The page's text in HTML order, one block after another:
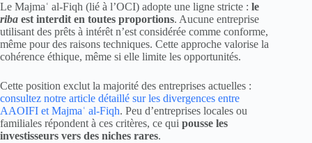
Le Majmaʿ al-Fiqh (lié à l’OCI) adopte une ligne stricte : le
riba est interdit en toutes proportions. Aucune entreprise
utilisant des prêts à intérêt n’est considérée comme conforme,
même pour des raisons techniques. Cette approche valorise la
cohérence éthique, même si elle limite les opportunités.
Cette position exclut la majorité des entreprises actuelles :
consultez notre article détaillé sur les divergences entre
AAOIFI et Majmaʿ al-Fiqh. Peu d’entreprises locales ou
familiales répondent à ces critères, ce qui pousse les
investisseurs vers des niches rares.